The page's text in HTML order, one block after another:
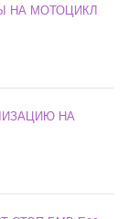
НА МОТОЦИКЛ
НА